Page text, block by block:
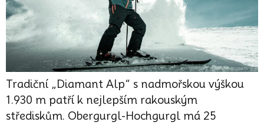
Tradiční „Diamant Alp“ s nadmořskou výškou
1.930 m patří k nejlepším rakouským
střediskům. Obergurgl-Hochgurgl má 25